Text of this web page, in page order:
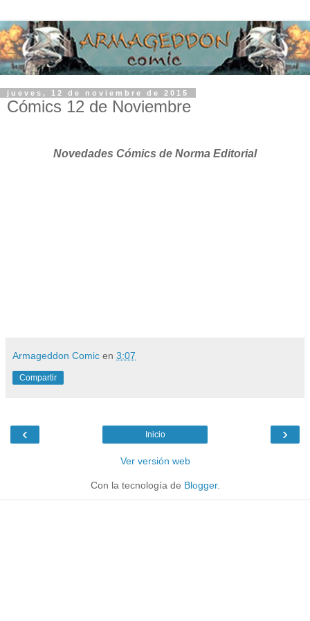
jueves, 12 de noviembre de 2015
Cómics 12 de Noviembre
Novedades Cómics de Norma Editorial
Armageddon Comic en 3:07
Compartir
‹ ›
Inicio
Ver versión web
Con la tecnología de Blogger.